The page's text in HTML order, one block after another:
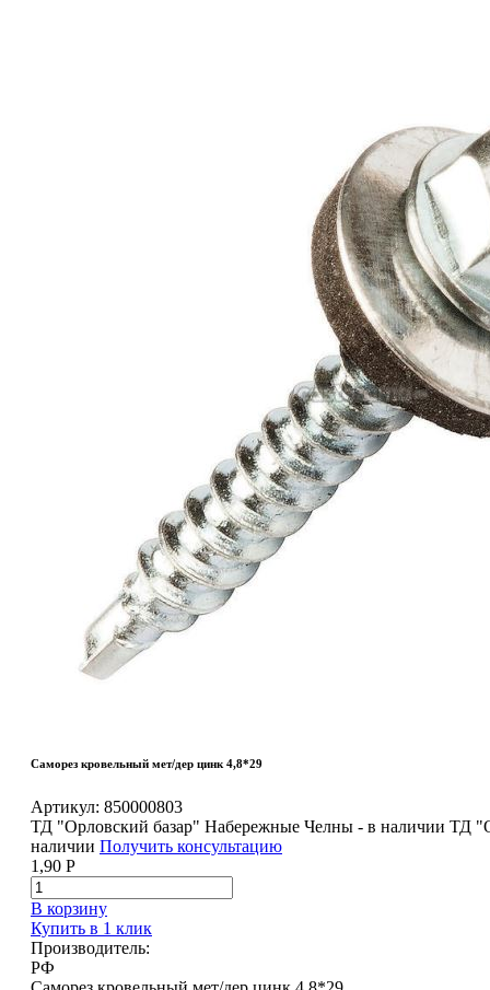
Саморез кровельный мет/дер цинк 4,8*29
Артикул: 850000803
ТД "Орловский базар" Набережные Челны - в наличии ТД
наличии Получить консультацию
1,90 Р
В корзину
Купить в 1 клик
Производитель:
РФ